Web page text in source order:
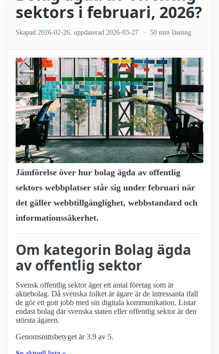
sektors i februari, 2026?
Skapad 2026-02-26 , uppdaterad 2026-03-27 50 min läsning
Jämförelse över hur bolag ägda av offentlig
sektors webbplatser står sig under februari när
det gäller webbtillgänglighet, webbstandard och
informationssäkerhet.
Om kategorin Bolag ägda
av offentlig sektor
Svensk offentlig sektor äger ett antal företag som är
aktiebolag. Då svenska folket är ägare är de intressanta ifall
de gör ett gott jobb med sin digitala kommunikation. Listar
endast bolag där svenska staten eller offentlig sektor är den
största ägaren.
Genomsnittsbetyget är 3.9 av 5.